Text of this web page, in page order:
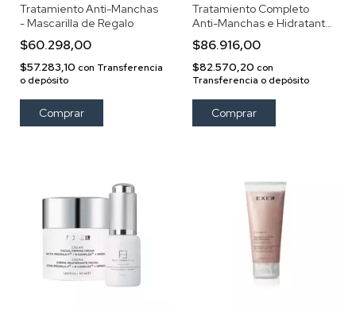
Tratamiento Anti-Manchas
- Mascarilla de Regalo
$60.298,00
$57.283,10 con Transferencia
o depósito
Tratamiento Completo
Anti-Manchas e Hidratante
- Mascarilla de Regalo
$86.916,00
$82.570,20 con
Transferencia o depósito